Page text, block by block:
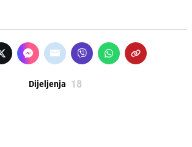
Dijeljenja 18